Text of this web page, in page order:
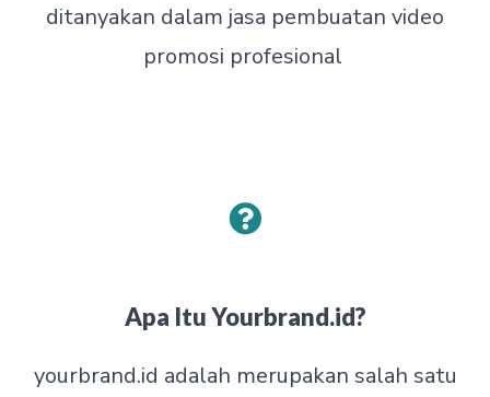
ditanyakan dalam jasa pembuatan video
promosi profesional
Apa Itu Yourbrand.id?
yourbrand.id adalah merupakan salah satu